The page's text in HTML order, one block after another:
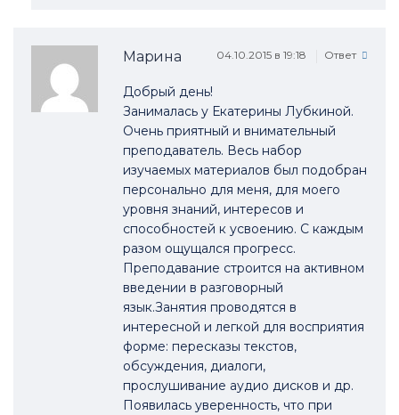
Марина 04.10.2015 в 19:18 Ответ
Добрый день!
Занималась у Екатерины Лубкиной.
Очень приятный и внимательный
преподаватель. Весь набор
изучаемых материалов был подобран
персонально для меня, для моего
уровня знаний, интересов и
способностей к усвоению. С каждым
разом ощущался прогресс.
Преподавание строится на активном
введении в разговорный
язык.Занятия проводятся в
интересной и легкой для восприятия
форме: пересказы текстов,
обсуждения, диалоги,
прослушивание аудио дисков и др.
Появилась уверенность, что при